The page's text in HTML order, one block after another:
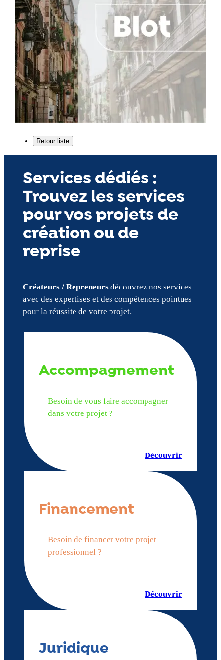
Services dédiés :
Trouvez les services
pour vos projets de
création ou de
reprise
Créateurs / Repreneursdécouvrez nos services
avec des expertises et des compétences pointues
pour la réussite de votre projet.
Accompagnement
Besoin de vous faire accompagner
dans votre projet ?
Découvrir
Financement
Besoin de financer votre projet
professionnel ?
Découvrir
Juridique